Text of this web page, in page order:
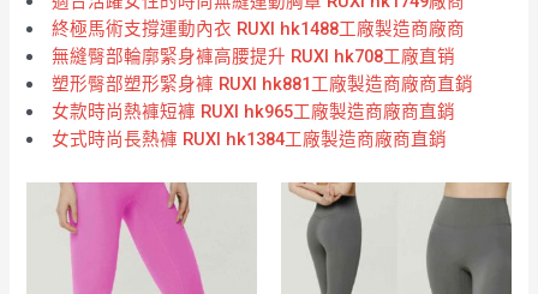
終極馬術支撐運動內衣 RUXI hk1488工廠製造商廠商
無縫臀部輪廓緊身褲高腰提升 RUXI hk708工廠直销
塑形臀部塑形緊身褲 RUXI hk881工廠製造商廠商直銷
女款時尚熱褲短褲 RUXI hk965工廠製造商廠商直銷
女式時尚長熱褲 RUXI hk1384工廠製造商廠商直銷